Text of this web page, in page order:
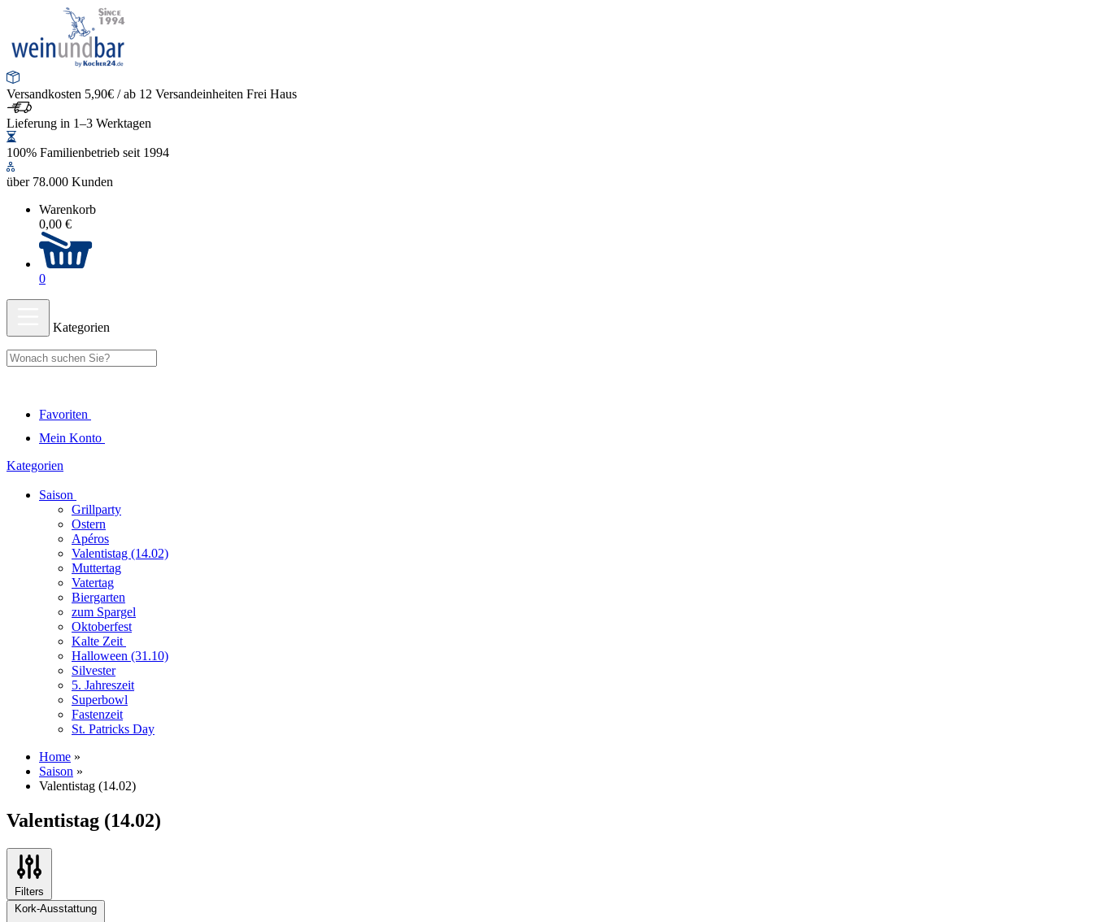
Versandkosten 5,90€ / ab 12 Versandeinheiten Frei Haus
Lieferung in 1–3 Werktagen
100% Familienbetrieb seit 1994
über 78.000 Kunden
Warenkorb
0,00 €
0
Kategorien
Favoriten
Mein Konto
Kategorien
Saison
Grillparty
Ostern
Apéros
Valentistag (14.02)
Muttertag
Vatertag
Biergarten
zum Spargel
Oktoberfest
Kalte Zeit
Halloween (31.10)
Silvester
5. Jahreszeit
Superbowl
Fastenzeit
St. Patricks Day
Home »
Saison »
Valentistag (14.02)
Valentistag (14.02)
Filters
Kork-Ausstattung